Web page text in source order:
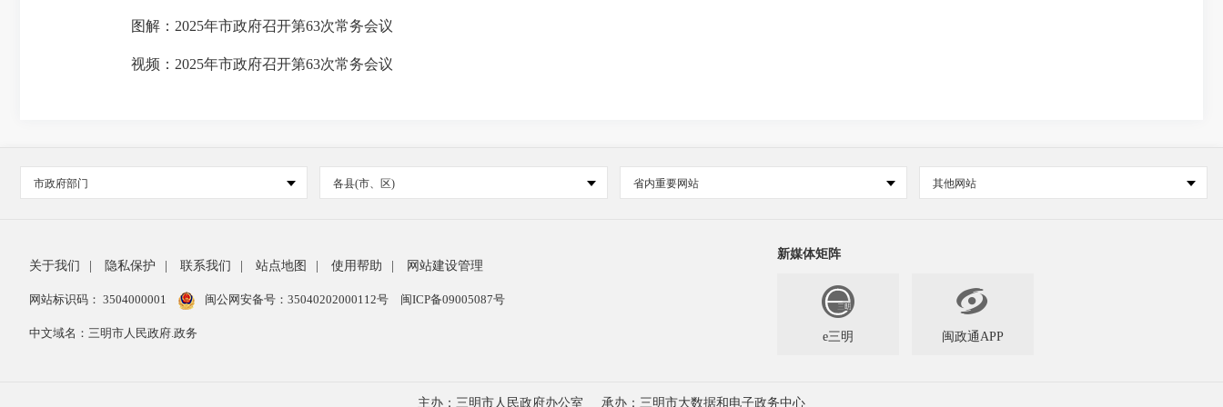
图解：2025年市政府召开第63次常务会议
视频：2025年市政府召开第63次常务会议
市政府部门 各县(市、区) 省内重要网站 其他网站
关于我们 隐私保护 联系我们 站点地图 使用帮助 网站建设管理
网站标识码： 3504000001 闽公网安备号： 35040202000112号 闽ICP备09005087号
中文域名：三明市人民政府.政务
新媒体矩阵
e三明

闽政通APP
主办：三明市人民政府办公室 承办：三明市大数据和电子政务中心